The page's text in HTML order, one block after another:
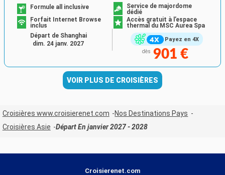
Payez en 4X
Formule all inclusive
Service de majordome
dédié
Forfait Internet Browse
inclus
Accès gratuit à l’espace
thermal du MSC Aurea Spa
dès 901 €
Départ de Shanghai
dim. 24 janv. 2027
VOIR PLUS DE CROISIÈRES
Croisières www.croisierenet.com
Nos Destinations Pays
Croisières Asie
Départ En janvier 2027 - 2028
Croisierenet.com